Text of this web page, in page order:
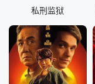
私刑监狱